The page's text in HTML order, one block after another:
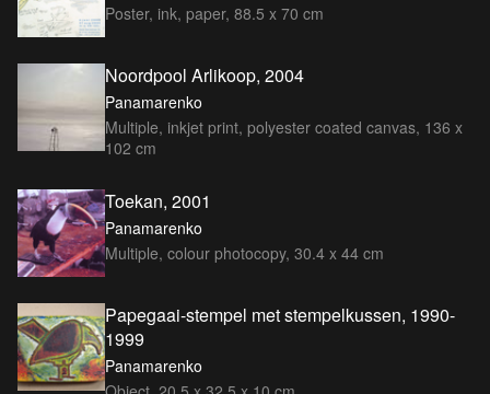
Poster, ink, paper, 88.5 x 70 cm
Noordpool Arlikoop, 2004
Panamarenko
Multiple, inkjet print, polyester coated canvas, 136 x
102 cm
Toekan, 2001
Panamarenko
Multiple, colour photocopy, 30.4 x 44 cm
Papegaai-stempel met stempelkussen, 1990-
1999
Panamarenko